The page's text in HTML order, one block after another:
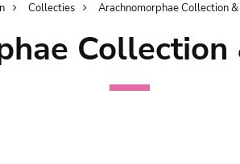
Collecties Arachnomorphae Collection
Collection